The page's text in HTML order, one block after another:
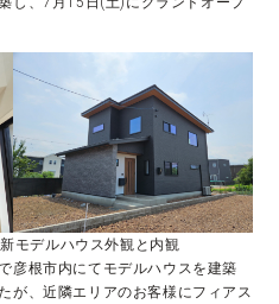
モデルハウス外観と内観
彦根市内にてモデルハウスを建築
が、近隣エリアのお客様にフィアス